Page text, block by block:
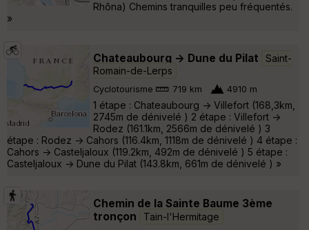
Rhôna) Chemins tranquilles peu fréquentés.
»
Chateaubourg -> Dune du Pilat
Saint-
Romain-de-Lerps
Cyclotourisme 719 km 4910 m
1 étape : Chateaubourg -> Villefort (168,3km,
2745m de dénivelé ) 2 étape : Villefort ->
Rodez (161.1km, 2566m de dénivelé ) 3
étape : Rodez -> Cahors (116.4km, 1118m de dénivelé ) 4 étape :
Cahors -> Casteljaloux (119.2km, 492m de dénivelé ) 5 étape :
Casteljaloux -> Dune du Pilat (143.8km, 661m de dénivelé ) »
Chemin de la Sainte Baume 3ème
tronçon
Tain-l'Hermitage